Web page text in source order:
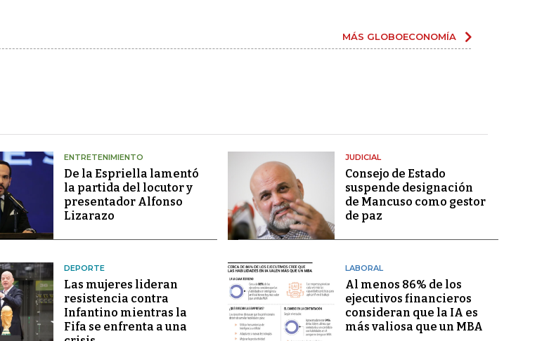
MÁS GLOBOECONOMÍA
ENTRETENIMIENTO
De la Espriella lamentó
la partida del locutor y
presentador Alfonso
Lizarazo
JUDICIAL
Consejo de Estado
suspende designación
de Mancuso como gestor
de paz
DEPORTE
Las mujeres lideran
resistencia contra
Infantino mientras la
Fifa se enfrenta a una
LABORAL
Al menos 86% de los
ejecutivos financieros
consideran que la IA es
más valiosa que un MBA